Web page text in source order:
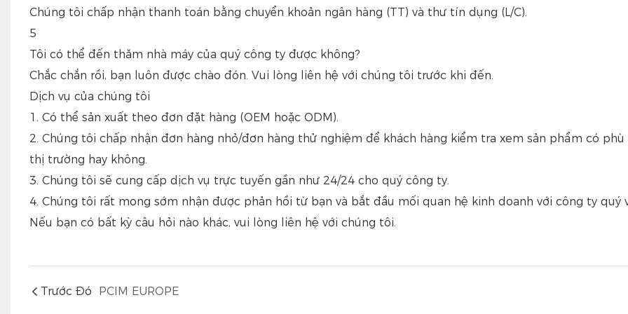
Chúng tôi chấp nhận thanh toán bằng chuyển khoản ngân hàng (TT) và thư tín dụng (L/C).
5
Tôi có thể đến thăm nhà máy của quý công ty được không?
Chắc chắn rồi, bạn luôn được chào đón. Vui lòng liên hệ với chúng tôi trước khi đến.
Dịch vụ của chúng tôi
1. Có thể sản xuất theo đơn đặt hàng (OEM hoặc ODM).
2. Chúng tôi chấp nhận đơn hàng nhỏ/đơn hàng thử nghiệm để khách hàng kiểm tra xem sản phẩm có phù
thị trường hay không.
3. Chúng tôi sẽ cung cấp dịch vụ trực tuyến gần như 24/24 cho quý công ty.
4. Chúng tôi rất mong sớm nhận được phản hồi từ bạn và bắt đầu mối quan hệ kinh doanh với công ty quý
Nếu bạn có bất kỳ câu hỏi nào khác, vui lòng liên hệ với chúng tôi.
Trước Đó PCIM EUROPE